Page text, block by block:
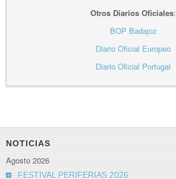
Otros Diarios Oficiales:
BOP Badajoz
Diario Oficial Europeo
Diario Oficial Portugal
NOTICIAS
Agosto 2026
FESTIVAL PERIFERIAS 2026